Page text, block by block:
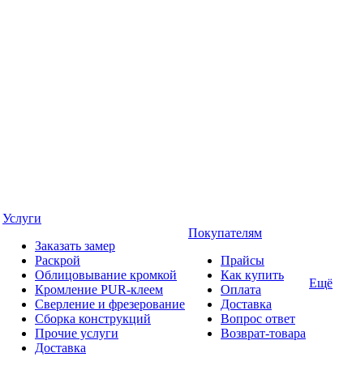
Услуги
Заказать замер
Раскрой
Облицовывание кромкой
Кромление PUR-клеем
Сверление и фрезерование
Сборка конструкций
Прочие услуги
Доставка
Покупателям
Прайсы
Как купить
Оплата
Доставка
Вопрос ответ
Возврат-товара
Ещё